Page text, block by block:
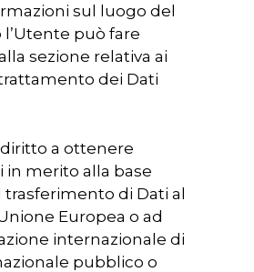
sul luogo del
può fare
sezione relativa ai
dei Dati
diritto a ottenere
in merito alla base
di Dati al
Europea o ad
internazionale di
pubblico o